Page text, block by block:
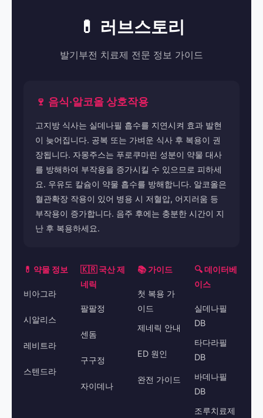
💊 러브스토리
발기부전 치료제 전문 정보 가이드
🍷 음식·알코올 상호작용
고지방 식사는 실데나필 흡수를 지연시켜 효과 발현
이 늦어집니다. 공복 또는 가벼운 식사 후 복용이 권
장됩니다. 자몽주스는 푸로쿠마린 성분이 약물 대사
를 방해하여 부작용을 증가시킬 수 있으므로 피하세
요. 우유도 칼슘이 약물 흡수를 방해합니다. 알코올은
혈관확장 작용이 있어 병용 시 저혈압, 어지러움 등
부작용이 증가합니다. 음주 후에는 충분한 시간이 지
난 후 복용하세요.
💊 약물 정보
비아그라
시알리스
레비트라
스텐드라
🇰🇷 국산 제
네릭
팔팔정
센돔
구구정
자이데나
📚 가이드
첫 복용 가
이드
제네릭 안내
ED 원인
완전 가이드
🔍 데이터베
이스
실데나필
DB
타다라필
DB
바데나필
DB
조루치료제